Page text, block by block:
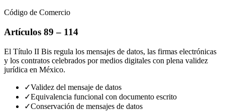
Código de Comercio
Artículos 89 – 114
El Título II Bis regula los mensajes de datos, las firmas electrónicas
y los contratos celebrados por medios digitales con plena validez
jurídica en México.
✓Validez del mensaje de datos
✓Equivalencia funcional con documento escrito
✓Conservación de mensajes de datos